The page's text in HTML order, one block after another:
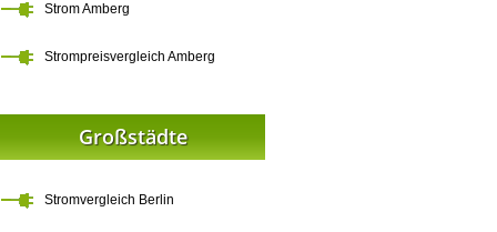
Strom Amberg
Strompreisvergleich Amberg
Großstädte
Stromvergleich Berlin